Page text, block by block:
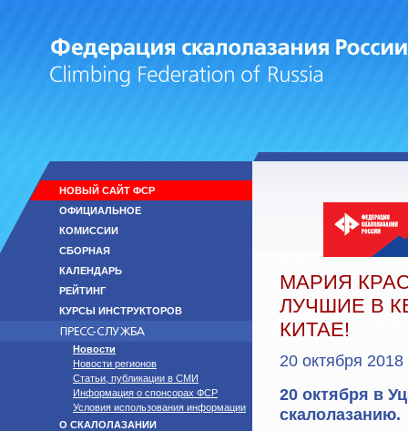
НОВЫЙ САЙТ ФСР
ОФИЦИАЛЬНОЕ
КОМИССИИ
СБОРНАЯ
КАЛЕНДАРЬ
РЕЙТИНГ
КУРСЫ ИНСТРУКТОРОВ
Новости
Новости регионов
Статьи, публикации в СМИ
Информация о спонсорах ФСР
Условия использования информации
О СКАЛОЛАЗАНИИ
МАРИЯ
ЛУЧШИЕ В
КИТАЕ!
20 октября 2018
20 октября в
скалолазанию.